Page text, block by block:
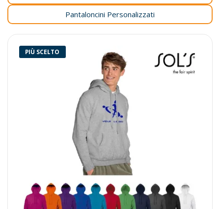
Pantaloncini Personalizzati
PIÙ SCELTO